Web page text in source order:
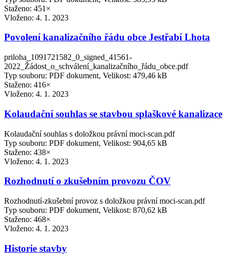
Staženo: 451×
Vloženo: 4. 1. 2023
Povolení kanalizačního řádu obce Jestřabí Lhota
priloha_1091721582_0_signed_41561-
2022_Žádost_o_schválení_kanalizačního_řádu_obce.pdf
Typ souboru: PDF dokument, Velikost: 479,46 kB
Staženo: 416×
Vloženo: 4. 1. 2023
Kolaudační souhlas se stavbou splaškové kanalizace
Kolaudační souhlas s doložkou právní moci-scan.pdf
Typ souboru: PDF dokument, Velikost: 904,65 kB
Staženo: 438×
Vloženo: 4. 1. 2023
Rozhodnutí o zkušebním provozu ČOV
Rozhodnutí-zkušební provoz s doložkou právní moci-scan.pdf
Typ souboru: PDF dokument, Velikost: 870,62 kB
Staženo: 468×
Vloženo: 4. 1. 2023
Historie stavby